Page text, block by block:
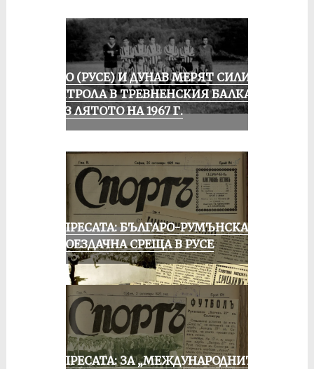
ЛОКО (РУСЕ) И ДУНАВ МЕРЯТ СИЛИ В
КОНТРОЛА В ТРЕВНЕНСКИЯ БАЛКАН
ПРЕЗ ЛЯТОТО НА 1967 Г.
ОТ ПРЕСАТА: БЪЛГАРО-РУМЪНСКА
КОЛОЕЗДАЧНА СРЕЩА В РУСЕ
ОТ ПРЕСАТА: ЗА „МЕЖДУНАРОДНИТЕ“